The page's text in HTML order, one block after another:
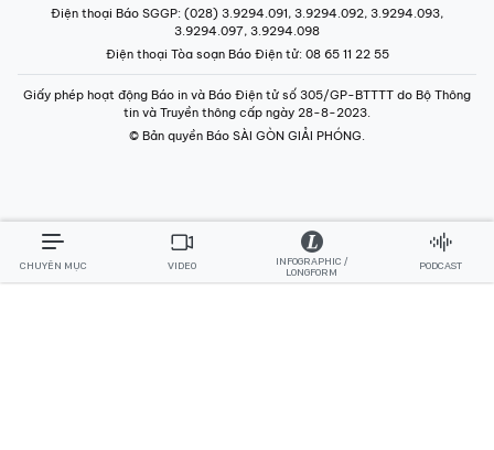
Điện thoại Báo SGGP: (028) 3.9294.091, 3.9294.092, 3.9294.093,
3.9294.097, 3.9294.098
Điện thoại Tòa soạn Báo Điện tử: 08 65 11 22 55
Giấy phép hoạt động Báo in và Báo Điện tử số 305/GP-BTTTT do Bộ Thông
tin và Truyền thông cấp ngày 28-8-2023.
© Bản quyền Báo SÀI GÒN GIẢI PHÓNG.
CHUYÊN MỤC VIDEO
INFOGRAPHIC /
LONGFORM
PODCAST